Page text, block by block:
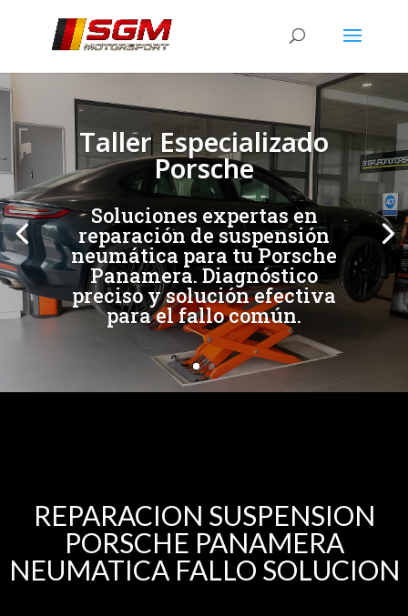
Taller Especializado
Porsche
Soluciones expertas en
reparación de suspensión
neumática para tu Porsche
Panamera. Diagnóstico
preciso y solución efectiva
para el fallo común.
REPARACION SUSPENSION
PORSCHE PANAMERA
NEUMATICA FALLO SOLUCION